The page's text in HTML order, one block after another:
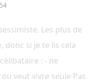
Les plus de
donc si je te lis cela
: - ne
veut vivre seule Pas